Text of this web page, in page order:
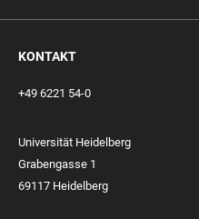
KONTAKT
+49 6221 54-0
Universität Heidelberg
Grabengasse 1
69117 Heidelberg